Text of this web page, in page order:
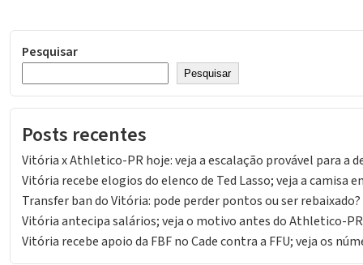
Pesquisar
Pesquisar
Posts recentes
Vitória x Athletico-PR hoje: veja a escalação provável para a
Vitória recebe elogios do elenco de Ted Lasso; veja a camisa
Transfer ban do Vitória: pode perder pontos ou ser rebaixado?
Vitória antecipa salários; veja o motivo antes do Athletico-PR
Vitória recebe apoio da FBF no Cade contra a FFU; veja os